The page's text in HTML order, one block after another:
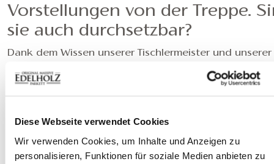
Diese Webseite verwendet Cookies
Wir verwenden Cookies, um Inhalte und Anzeigen zu
personalisieren, Funktionen für soziale Medien anbieten zu
Vorstellungen von der Treppe.
sie auch durchsetzbar?
Dank dem Wissen unserer Tischlermeister und unserer
Treppenkonzepte verwirklichen. Wir ermutigen unsere
gerne zu Ihrer Verfügung.
Ist es möglich Trittstufen in